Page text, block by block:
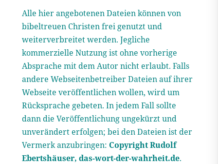
Alle hier angebotenen Dateien können von
bibeltreuen Christen frei genutzt und
weiterverbreitet werden. Jegliche
kommerzielle Nutzung ist ohne vorherige
Absprache mit dem Autor nicht erlaubt. Falls
andere Webseitenbetreiber Dateien auf ihrer
Webseite veröffentlichen wollen, wird um
Rücksprache gebeten. In jedem Fall sollte
dann die Veröffentlichung ungekürzt und
unverändert erfolgen; bei den Dateien ist der
Vermerk anzubringen: Copyright Rudolf
Ebertshäuser, das-wort-der-wahrheit.de.